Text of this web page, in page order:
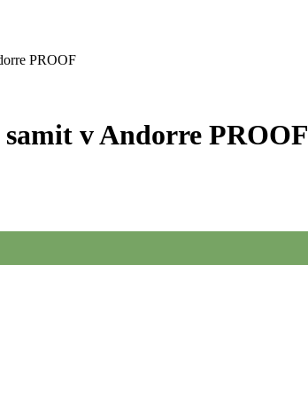
PROOF
v Andorre PROOF